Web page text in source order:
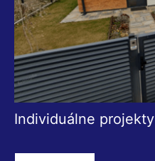
Individuálne projekty